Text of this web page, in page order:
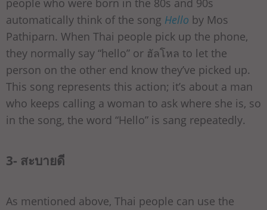
people who were born in the 80s and 90s
automatically think of the song Hello by Mos
Pathiparn. When Thai people pick up the phone,
they normally say “hello” or ฮัลโหล to let the
person on the other end know they’ve picked up.
This song represents this action; it’s about a man
who keeps calling a woman to ask where she is, so
in the song, the word “Hello” is sang repeatedly.
3- สะบายดี
As mentioned above, Thai people can use the